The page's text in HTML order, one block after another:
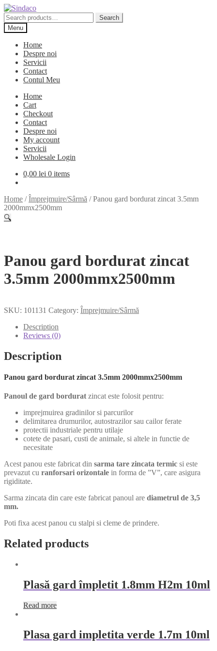
Skip
to
navigation
Skip
to
content
Search
for:
Search
Menu
Home
Despre noi
Servicii
Contact
Contul Meu
Home
Cart
Checkout
Contact
Despre noi
My account
Servicii
Wholesale Login
0,00 lei 0 items
Home /Împrejmuire/Sârmă /Panou gard bordurat zincat 3.5mm
2000mmx2500mm
🔍
Panou gard bordurat zincat
3.5mm 2000mmx2500mm
SKU: 101131 Category: Împrejmuire/Sârmă
Description
Reviews (0)
Description
Panou gard bordurat zincat 3.5mm 2000mmx2500mm
Panoul de gard bordurat zincat este folosit pentru:
imprejmuirea gradinilor si parcurilor
delimitarea drumurilor, autostrazilor sau cailor ferate
protectii industriale pentru utilaje
cotete de pasari, custi de animale, si altele in functie de
necesitate
Acest panou este fabricat din sarma tare zincata termic si este
prevazut cu ranforsari orizontale in forma de ”V”, care asigura
rigiditate.
Sarma zincata din care este fabricat panoul are diametrul de 3,5
mm.
Poti fixa acest panou cu stalpi si cleme de prindere.
Related products
Plasă gard împletit 1.8mm H2m 10ml
Read more
Plasa gard impletita verde 1.7m 10ml